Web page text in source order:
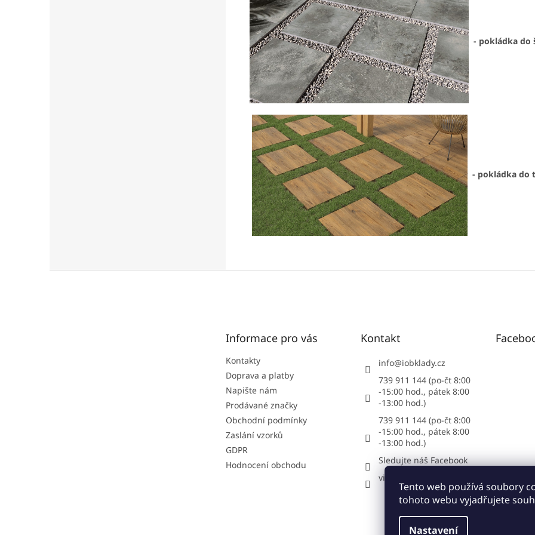
Tento web používá soubory
tohoto webu vyjadřujete
Nastavení
- pokládka do
- pokládka do
Informace pro vás
Kontakty
Doprava a platby
Napište nám
Prodávané značky
Obchodní podmínky
Zaslání vzorků
GDPR
Hodnocení obchodu
Kontakt
info@iobklady.cz
739 911 144 (po-čt 8:00
-15:00 hod., pátek 8:00
-13:00 hod.)
739 911 144 (po-čt 8:00
-15:00 hod., pátek 8:00
-13:00 hod.)
Sledujte náš Facebook
vipstonecz